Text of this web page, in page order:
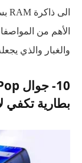
الأهم من
والغبار والذي
بطارية تكفي